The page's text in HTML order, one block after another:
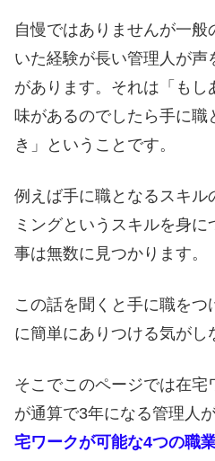
自慢ではありませんが一般
いた経験が長い管理人が声
があります。それは「も
味があるのでしたら手に職
き」ということです。
例えば手に職となるスキル
ミングというスキルを身
事は無数に見つかります。
この話を聞くと手に職を
に簡単にありつける気がし
そこでこのページでは在
が通算で3年になる管理人
宅ワークが可能な4つの職